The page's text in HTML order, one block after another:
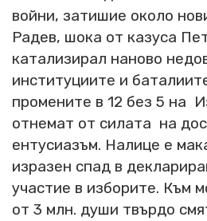
войни, затишие около
Радев, шока от казуса
катализирал наново
институциите и
промените в 12 без 5 на
отнемат от силата на
ентусиазъм. Налице е
изразен спад в
участие в изборите. Към
от 3 млн. души твърдо